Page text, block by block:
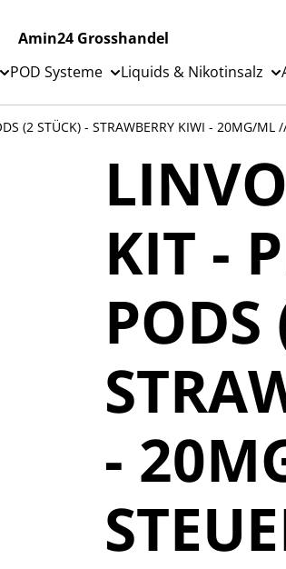
Amin24 Grosshandel
POD Systeme Liquids & Nikotinsalz
(2 STÜCK) - STRAWBERRY KIWI - 20MG/ML
KIT -
PODS
-